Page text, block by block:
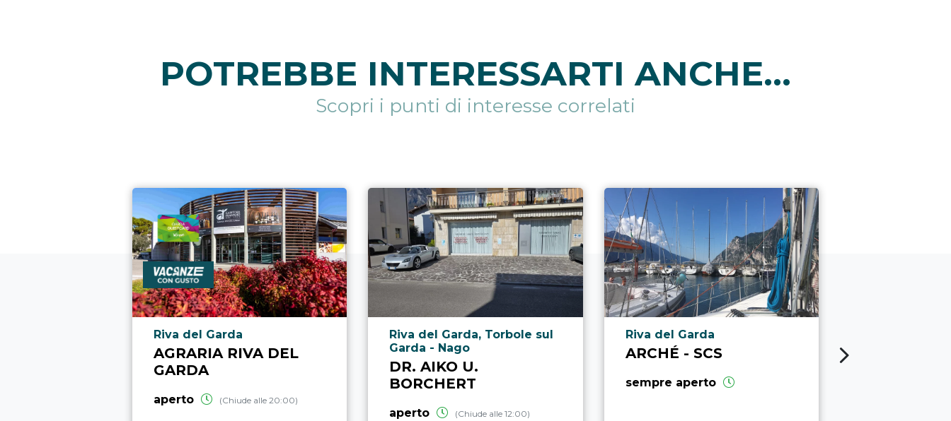
POTREBBE INTERESSARTI ANCHE...
Scopri i punti di interesse correlati
Località punto di interesse
Riva del Garda
AGRARIA RIVA DEL
GARDA
aperto (Chiude alle 20:00)
Località punto di interesse
Riva del Garda, Torbole sul
Garda - Nago
DR. AIKO U.
BORCHERT
aperto (Chiude alle 12:00)
Località punto di interesse
Riva del Garda
ARCHÉ - SCS
sempre aperto